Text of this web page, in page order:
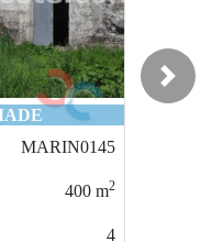
m2
/ A IGREXA
ACAÑIZA001
Next